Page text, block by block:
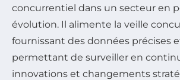
concurrentiel dans un secteur en
évolution. Il alimente la veille
fournissant des données précises
permettant de surveiller en
innovations et changements